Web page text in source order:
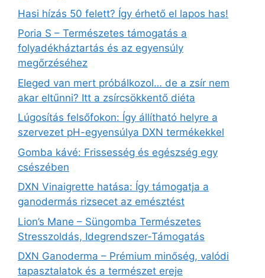
Hasi hízás 50 felett? Így érhető el lapos has!
Poria S – Természetes támogatás a
folyadékháztartás és az egyensúly
megőrzéséhez
Eleged van mert próbálkozol… de a zsír nem
akar eltűnni? Itt a zsírcsökkentő diéta
Lúgosítás felsőfokon: Így állítható helyre a
szervezet pH-egyensúlya DXN termékekkel
Gomba kávé: Frissesség és egészség egy
csészében
DXN Vinaigrette hatása: Így támogatja a
ganodermás rizsecet az emésztést
Lion’s Mane – Süngomba Természetes
Stresszoldás, Idegrendszer‑Támogatás
DXN Ganoderma – Prémium minőség, valódi
tapasztalatok és a természet ereje